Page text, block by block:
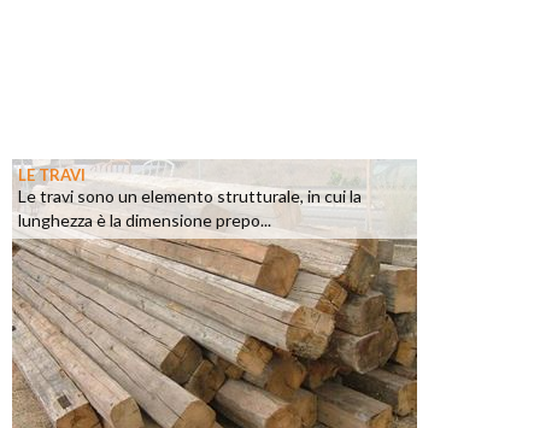
LE TRAVI
Le travi sono un elemento strutturale, in cui la
lunghezza è la dimensione prepo...